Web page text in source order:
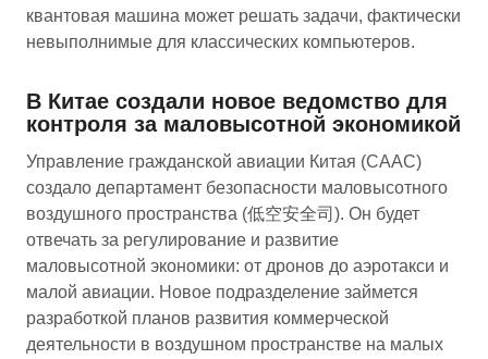
квантовая машина может решать задачи, фактически
невыполнимые для классических компьютеров.
В Китае создали новое ведомство для
контроля за маловысотной экономикой
Управление гражданской авиации Китая (CAAC)
создало департамент безопасности маловысотного
воздушного пространства (低空安全司). Он будет
отвечать за регулирование и развитие
маловысотной экономики: от дронов до аэротакси и
малой авиации. Новое подразделение займется
разработкой планов развития коммерческой
деятельности в воздушном пространстве на малых